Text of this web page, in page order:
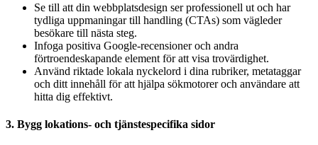
Se till att din webbplatsdesign ser professionell ut och har
tydliga uppmaningar till handling (CTAs) som vägleder
besökare till nästa steg.
Infoga positiva Google-recensioner och andra
förtroendeskapande element för att visa trovärdighet.
Använd riktade lokala nyckelord i dina rubriker, metataggar
och ditt innehåll för att hjälpa sökmotorer och användare att
hitta dig effektivt.
3. Bygg lokations- och tjänstespecifika sidor